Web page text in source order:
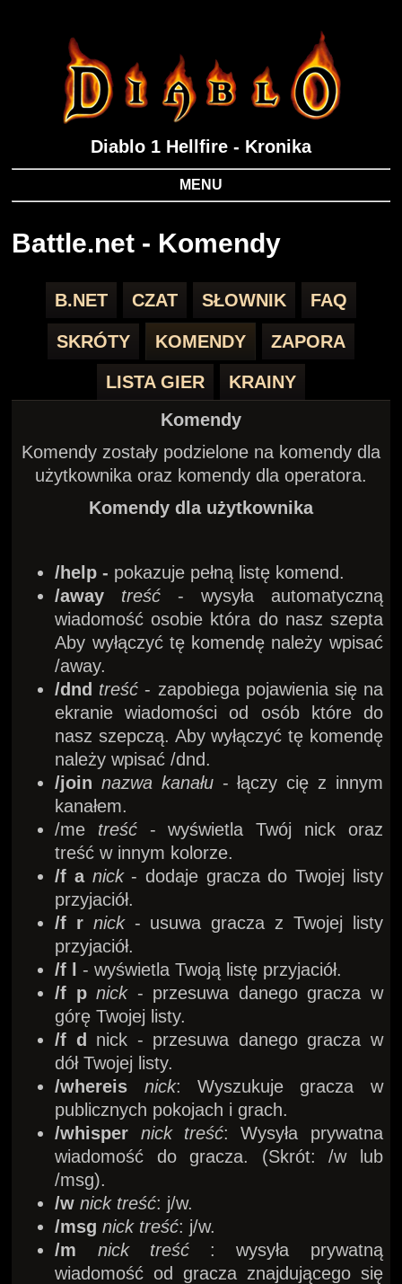
Diablo 1 Hellfire - Kronika
MENU
Battle.net - Komendy
B.NET CZAT SŁOWNIK FAQ
SKRÓTY KOMENDY ZAPORA
LISTA GIER
KRAINY
Komendy
Komendy zostały podzielone na komendy dla
użytkownika oraz komendy dla operatora.
Komendy dla użytkownika
/help - pokazuje pełną listę komend.
/away
treść - wysyła automatyczną
wiadomość osobie która do nasz szepta
Aby wyłączyć tę komendę należy wpisać
/away.
/dnd treść - zapobiega pojawienia się na
ekranie wiadomości od osób które do
nasz szepczą. Aby wyłączyć tę komendę
należy wpisać /dnd.
/join nazwa kanału- łączy cię z innym
kanałem.
/me treść - wyświetla Twój nick oraz
treść w innym kolorze.
/f a nick- dodaje gracza do Twojej listy
przyjaciół.
/f r nick- usuwa gracza z Twojej listy
przyjaciół.
/f l
- wyświetla Twoją listę przyjaciół.
/f p nick- przesuwa danego gracza w
górę Twojej listy.
/f d
nick - przesuwa danego gracza w
dół Twojej listy.
/whereis
nick: Wyszukuje gracza w
publicznych pokojach i grach.
/whisper nick treść: Wysyła prywatna
wiadomość do gracza. (Skrót: /w lub
/msg).
/wnick treść: j/w.
/msg nick treść: j/w.
/m nick treść: wysyła prywatną
wiadomość od gracza znajdującego się